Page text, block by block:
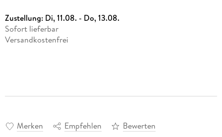
Zustellung: Di, 11.08. - Do, 13.08.
Sofort lieferbar
Versandkostenfrei
Merken Empfehlen Bewerten